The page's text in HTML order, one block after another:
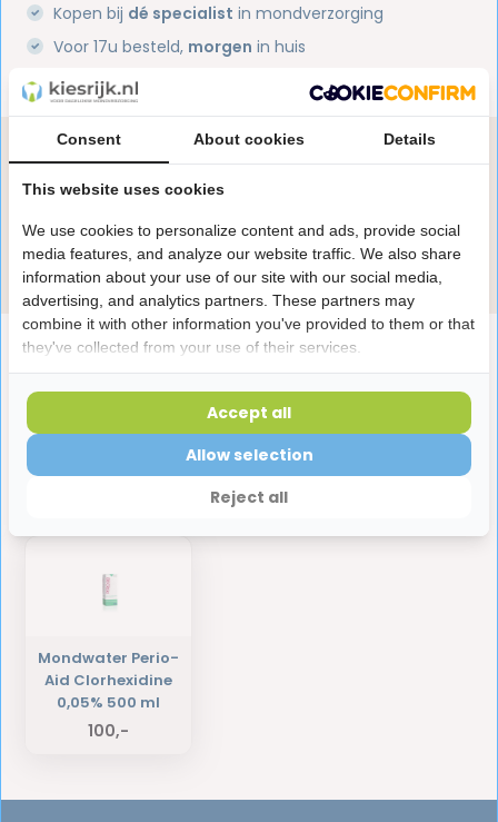
Kopen bij dé specialist in mondverzorging
Voor 17u besteld, morgen in huis
1 miljoen+tevreden klanten
Productomschrijving
Onze specialisten helpen je graag! Spreek ons aan
Stuur e-mail
Laatst bekeken producten
Mondwater Perio-
Aid Clorhexidine
0,05% 500 ml
100,-
Consent About cookies Details
This website uses cookies
We use cookies to personalize content and ads, provide social
media features, and analyze our website traffic. We also share
information about your use of our site with our social media,
advertising, and analytics partners. These partners may
combine it with other information you've provided to them or that
they've collected from your use of their services.
Reject all
Allow selection
Accept all